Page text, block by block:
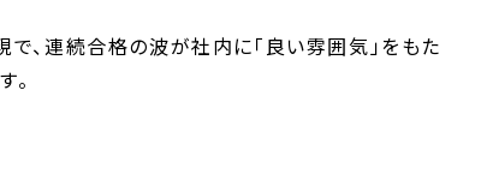
、連続合格の波が社内に「良い雰囲気」をもた
。